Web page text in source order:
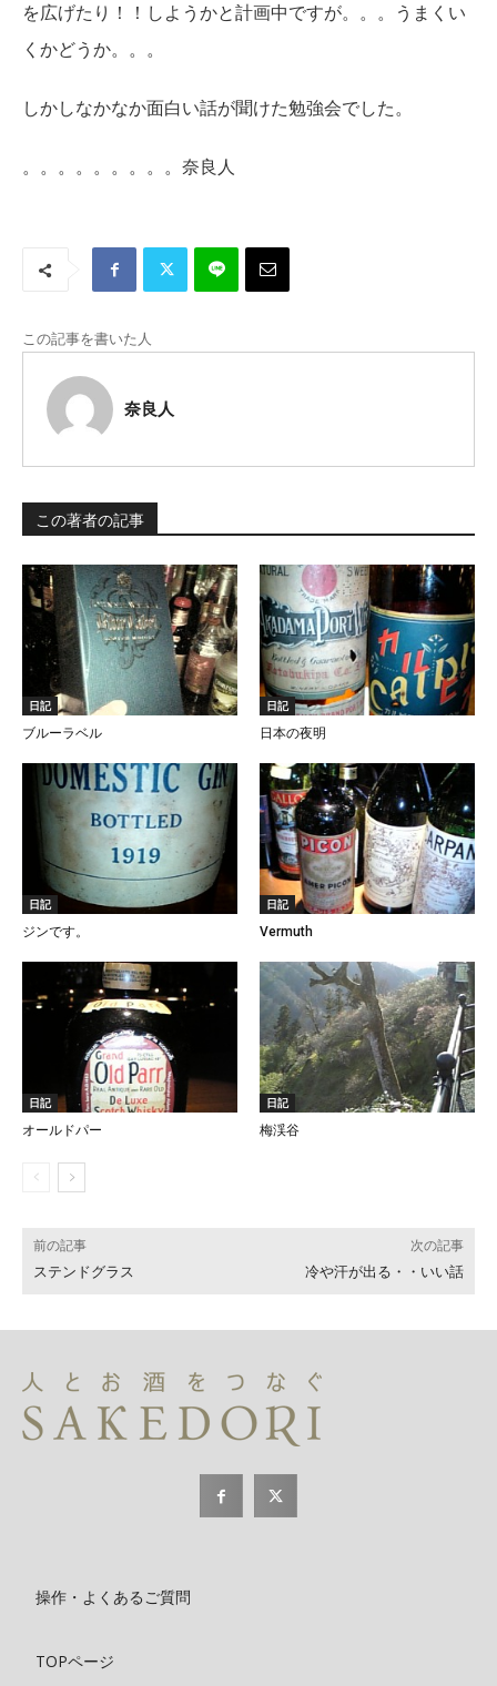
を広げたり！！しようかと計画中ですが。。。うまくい
くかどうか。。。
しかしなかなか面白い話が聞けた勉強会でした。
。。。。。。。。。奈良人
この記事を書いた人
奈良人
この著者の記事
日記
ブルーラベル
日記
日本の夜明
日記
ジンです。
日記
Vermuth
日記
オールドパー
日記
梅渓谷
前の記事
ステンドグラス
次の記事
冷や汗が出る・・いい話
操作・よくあるご質問
TOPページ